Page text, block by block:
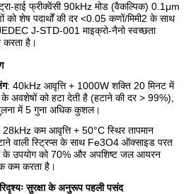
हाई फ्रीक्वेंसी 90kHz मोड (वैकल्पिक) 0.1μm
को शेष पदार्थों की दर <0.05 कणों/मिमी2 के साथ
J-STD-001 माइक्रो-नैनो स्वच्छता
है।
: 40kHz आवृत्ति + 1000W शक्ति 20 मिनट में
अवशेषों को हटा देती है (हटाने की दर > 99%),
में 5 गुना अधिक कुशल।
28kHz कम आवृत्ति + 50°C स्थिर तापमान
वाली स्ट्रिप्स के साथ Fe3O4 ऑक्साइड परत
के उपयोग को 70% और अपशिष्ट जल आयरन
कम करता है।
सुरक्षा के अनुरूप पहली पसंद